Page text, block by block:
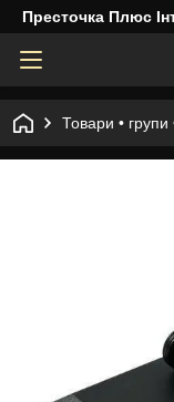
Престочка Плюс
Товари • групи